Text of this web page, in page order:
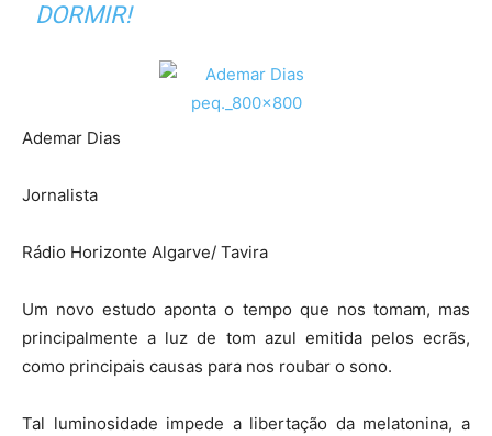
DORMIR!
Ademar Dias
Jornalista
Rádio Horizonte Algarve/ Tavira
Um novo estudo aponta o tempo que nos tomam, mas
principalmente a luz de tom azul emitida pelos ecrãs,
como principais causas para nos roubar o sono.
Tal luminosidade impede a libertação da melatonina, a